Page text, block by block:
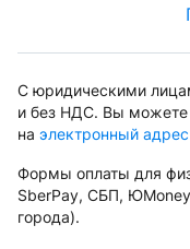
С юридическими
и без НДС. Вы можете
на электронный адрес
Формы оплаты для
SberPay, СБП,
города).